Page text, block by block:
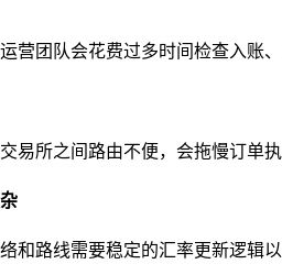
营团队会花费过多时间检查入账
易所之间路由不便，会拖慢订单执
和路线需要稳定的汇率更新逻辑